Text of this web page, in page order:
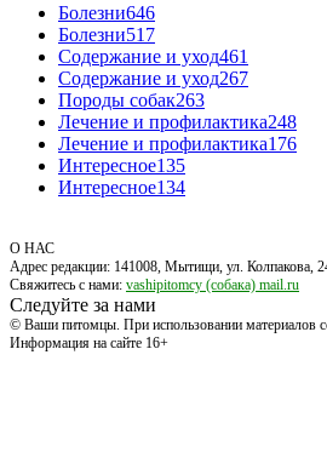
Болезни646
Болезни517
Содержание и уход461
Содержание и уход267
Породы собак263
Лечение и профилактика248
Лечение и профилактика176
Интересное135
Интересное134
О НАС
Адрес редакции: 141008, Мытищи, ул. Колпакова,
Свяжитесь с нами: vashipitomcy (собака) mail.ru
Следуйте за нами
© Ваши питомцы. При использовании материалов
Информация на сайте 16+